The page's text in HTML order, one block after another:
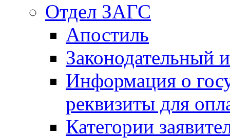
Отдел ЗАГС
Апостиль
Законодательный
Информация о
реквизиты для
Категории